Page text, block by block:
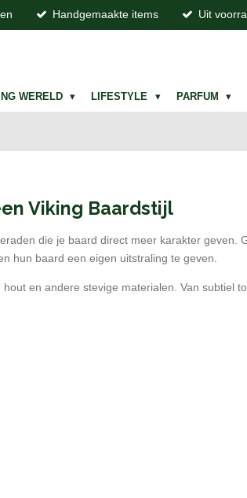
Handgemaakte items Uit
WERELD LIFESTYLE PARFUM
Viking Baardstijl
die je baard direct meer karakter geven.
hun baard een eigen uitstraling te geven.
en andere stevige materialen. Van subtiel